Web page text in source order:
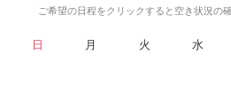
ご希望の日程をクリックすると空き状況の
日 月 火 水